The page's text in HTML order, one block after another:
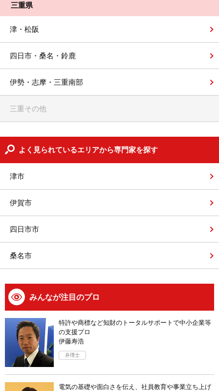
三重県
津・松阪
四日市・桑名・鈴鹿
伊勢・志摩・三重南部
三重その他
よく見られているエリアから専門家を探す
津市
伊賀市
四日市市
桑名市
みんなが注目のプロ
特許や商標など知財のトータルサポートで中小企業等
の支援プロ
伊藤寿浩
弁理士
電気の基礎や面白さを伝え、社員教育や事業立ち上げ